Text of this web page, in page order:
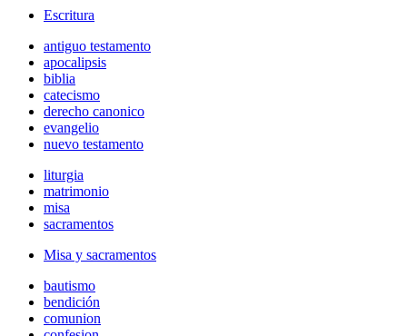
Escritura
antiguo testamento
apocalipsis
biblia
catecismo
derecho canonico
evangelio
nuevo testamento
liturgia
matrimonio
misa
sacramentos
Misa y sacramentos
bautismo
bendición
comunion